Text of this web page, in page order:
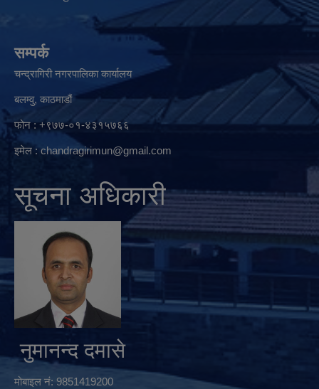
सम्पर्क
चन्द्रागिरी नगरपालिका कार्यालय
बलम्वु, काठमाडौं
फोन : +९७७-०१-४३१५७६६
इमेल :chandragirimun@gmail.com
सूचना अधिकारी
नुमानन्द दमासे
मोबाइल नं: 9851419200